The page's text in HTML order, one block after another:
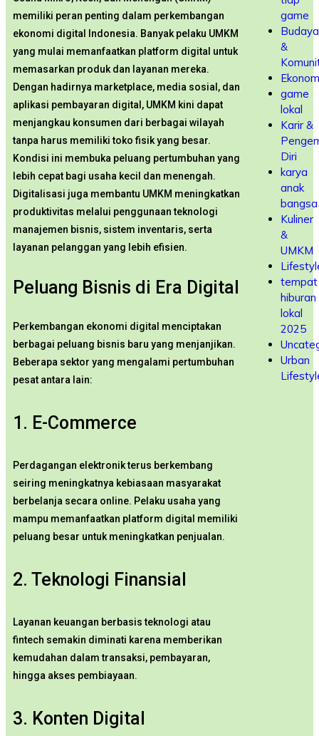
memiliki peran penting dalam perkembangan
ekonomi digital Indonesia. Banyak pelaku UMKM
yang mulai memanfaatkan platform digital untuk
memasarkan produk dan layanan mereka.
Dengan hadirnya marketplace, media sosial, dan
aplikasi pembayaran digital, UMKM kini dapat
menjangkau konsumen dari berbagai wilayah
tanpa harus memiliki toko fisik yang besar.
Kondisi ini membuka peluang pertumbuhan yang
lebih cepat bagi usaha kecil dan menengah.
Digitalisasi juga membantu UMKM meningkatkan
produktivitas melalui penggunaan teknologi
manajemen bisnis, sistem inventaris, serta
layanan pelanggan yang lebih efisien.
Peluang Bisnis di Era Digital
Perkembangan ekonomi digital menciptakan
berbagai peluang bisnis baru yang menjanjikan.
Beberapa sektor yang mengalami pertumbuhan
pesat antara lain:
1. E-Commerce
Perdagangan elektronik terus berkembang
seiring meningkatnya kebiasaan masyarakat
berbelanja secara online. Pelaku usaha yang
mampu memanfaatkan platform digital memiliki
peluang besar untuk meningkatkan penjualan.
2. Teknologi Finansial
Layanan keuangan berbasis teknologi atau
fintech semakin diminati karena memberikan
kemudahan dalam transaksi, pembayaran,
hingga akses pembiayaan.
3. Konten Digital
game
Budaya
&
game
lokal
Karir &
Diri
karya
anak
bangsa
Kuliner
&
UMKM
tempat
hiburan
lokal
2025
Urban